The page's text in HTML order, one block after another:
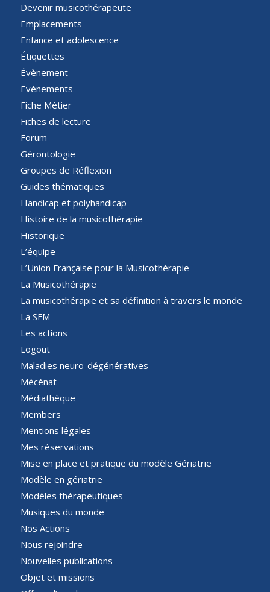
Devenir musicothérapeute
Emplacements
Enfance et adolescence
Étiquettes
Évènement
Evènements
Fiche Métier
Fiches de lecture
Forum
Gérontologie
Groupes de Réflexion
Guides thématiques
Handicap et polyhandicap
Histoire de la musicothérapie
Historique
L’équipe
L’Union Française pour la Musicothérapie
La Musicothérapie
La musicothérapie et sa définition à travers le monde
La SFM
Les actions
Logout
Maladies neuro-dégénératives
Mécénat
Médiathèque
Members
Mentions légales
Mes réservations
Mise en place et pratique du modèle Gériatrie
Modèle en gériatrie
Modèles thérapeutiques
Musiques du monde
Nos Actions
Nous rejoindre
Nouvelles publications
Objet et missions